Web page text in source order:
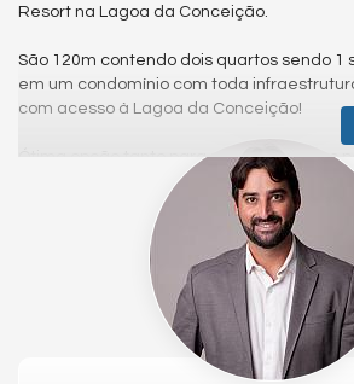
Resort na Lagoa da Conceição.
São 120m contendo dois quartos sendo 1
em um condomínio com toda
com acesso à Lagoa da Conceição!
Ótima opção tanto para moradia quanto
Agende já sua visita com um de nossos
Venha tomar um café comigo!
Diogo Fernando de Souza
CNAI 37814 - Perito Avaliador